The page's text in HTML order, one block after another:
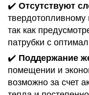
✔️ Отсутствуют
твердотопливному
так как
патрубки с
✔️ Поддержание
помещении и
возможно за счет